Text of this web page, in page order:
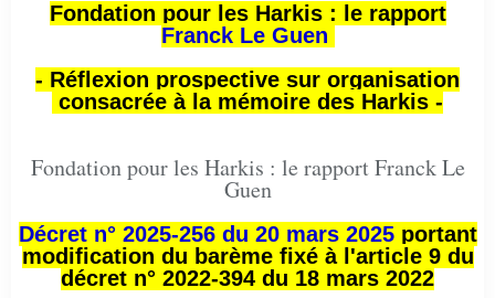
Fondation pour les Harkis : le rapport
Franck Le Guen
- Réflexion prospective sur organisation
consacrée à la mémoire des Harkis -
Fondation pour les Harkis : le rapport Franck Le
Guen
Décret n° 2025-256 du 20 mars 2025portant
modification du barème fixé à l'article 9 du
décret n° 2022-394 du 18 mars 2022